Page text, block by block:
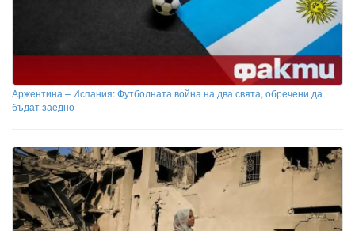
Аржентина – Испания: Футболната война на два свята, обречени да
бъдат заедно